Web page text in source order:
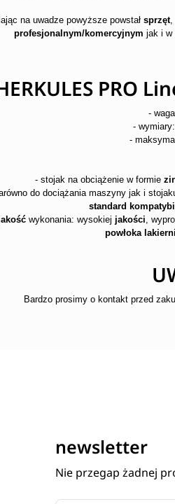
na uwadze powyższe powstał sprzęt,
profesjonalnym/komercyjnym jak i w
PRO
-
- wymiary:
-
- stojak na obciążenie w formie
do dociążania maszyny jak i
standard
wykonania: wysokiej jakości,
powłoka
Bardzo prosimy o kontakt przed
newsletter
Nie przegap żadnej